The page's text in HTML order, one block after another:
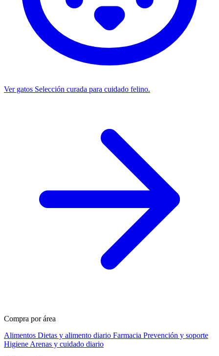
Ver gatos Selección curada para cuidado felino.
Compra por área
Alimentos Dietas y alimento diario Farmacia Prevención y soporte
Higiene Arenas y cuidado diario